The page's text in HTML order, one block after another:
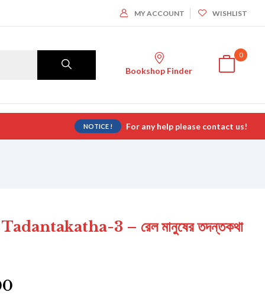
MY ACCOUNT WISHLIST
Bookshop Finder
0
NOTICE ! For any help please contact us!
3 – রেল মানুষের তদন্তকথা